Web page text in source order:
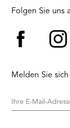
Folgen Sie uns
Melden Sie
Ihre